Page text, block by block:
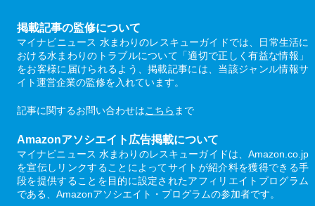
掲載記事の監修について
マイナビニュース 水まわりのレスキューガイドでは、日常生活に
おける水まわりのトラブルについて「適切で正しく有益な情報」
をお客様に届けられるよう、掲載記事には、当該ジャンル情報サ
イト運営企業の監修を入れています。
記事に関するお問い合わせはこちら まで
Amazonアソシエイト広告掲載について
マイナビニュース 水まわりのレスキューガイドは、Amazon.co.jp
を宣伝しリンクすることによってサイトが紹介料を獲得できる手
段を提供することを目的に設定されたアフィリエイトプログラム
である、Amazonアソシエイト・プログラムの参加者です。